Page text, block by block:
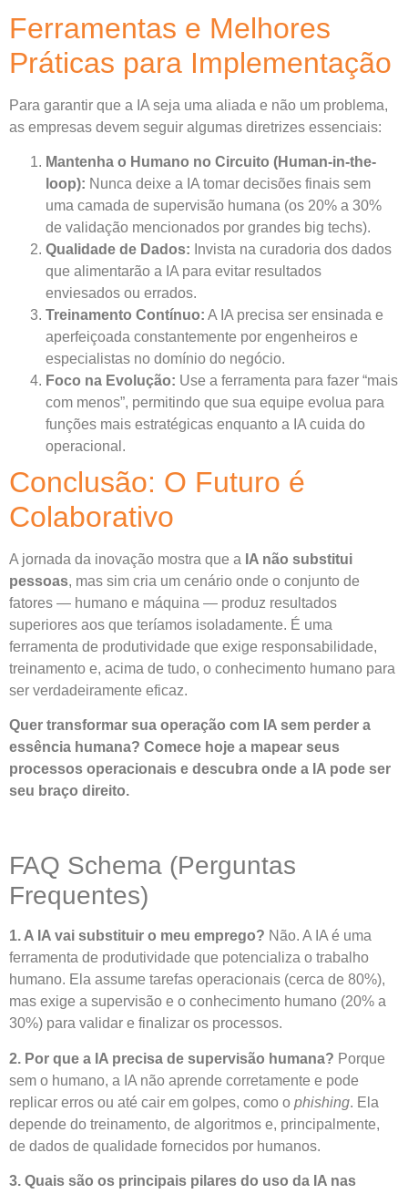
Ferramentas e Melhores
Práticas para Implementação
Para garantir que a IA seja uma aliada e não um problema,
as empresas devem seguir algumas diretrizes essenciais:
Mantenha o Humano no Circuito (Human-in-the-
loop): Nunca deixe a IA tomar decisões finais sem
uma camada de supervisão humana (os 20% a 30%
de validação mencionados por grandes big techs).
Qualidade de Dados: Invista na curadoria dos dados
que alimentarão a IA para evitar resultados
enviesados ou errados.
Treinamento Contínuo: A IA precisa ser ensinada e
aperfeiçoada constantemente por engenheiros e
especialistas no domínio do negócio.
Foco na Evolução: Use a ferramenta para fazer “mais
com menos”, permitindo que sua equipe evolua para
funções mais estratégicas enquanto a IA cuida do
operacional.
Conclusão: O Futuro é
Colaborativo
A jornada da inovação mostra que a IA não substitui
pessoas, mas sim cria um cenário onde o conjunto de
fatores — humano e máquina — produz resultados
superiores aos que teríamos isoladamente. É uma
ferramenta de produtividade que exige responsabilidade,
treinamento e, acima de tudo, o conhecimento humano para
ser verdadeiramente eficaz.
Quer transformar sua operação com IA sem perder a
essência humana? Comece hoje a mapear seus
processos operacionais e descubra onde a IA pode ser
seu braço direito.
FAQ Schema (Perguntas
Frequentes)
1. A IA vai substituir o meu emprego? Não. A IA é uma
ferramenta de produtividade que potencializa o trabalho
humano. Ela assume tarefas operacionais (cerca de 80%),
mas exige a supervisão e o conhecimento humano (20% a
30%) para validar e finalizar os processos.
2. Por que a IA precisa de supervisão humana? Porque
sem o humano, a IA não aprende corretamente e pode
replicar erros ou até cair em golpes, como o phishing. Ela
depende do treinamento, de algoritmos e, principalmente,
de dados de qualidade fornecidos por humanos.
3. Quais são os principais pilares do uso da IA nas